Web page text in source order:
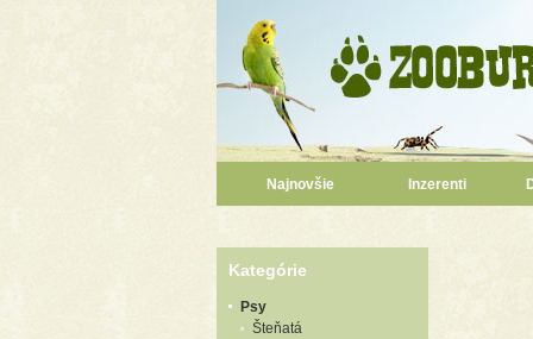
Najnovšie Inzerenti
Kategórie
Psy
Šteňatá